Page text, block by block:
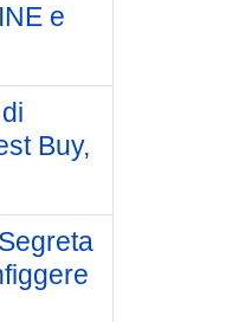
e
Buy,